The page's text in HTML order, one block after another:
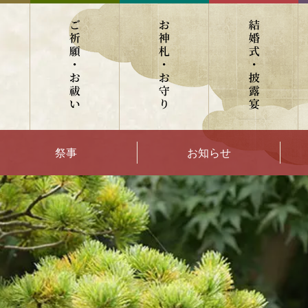
祭事 お知らせ